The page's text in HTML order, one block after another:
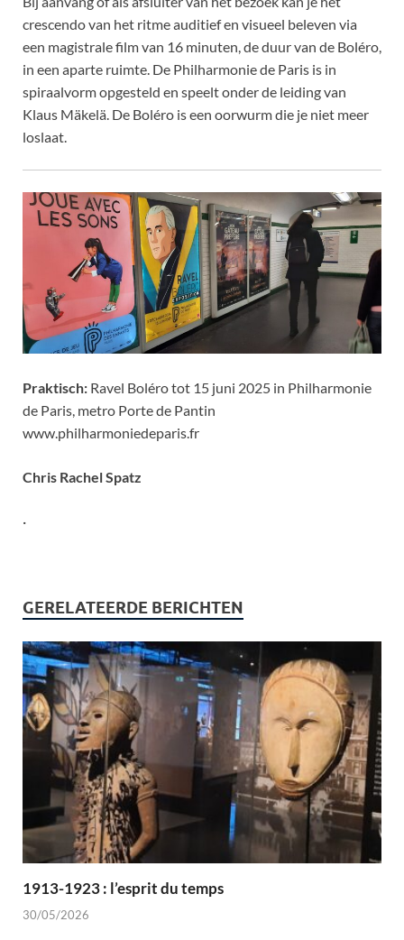
crescendo van het ritme auditief en visueel beleven via
een magistrale film van 16 minuten, de duur van de Boléro,
in een aparte ruimte. De Philharmonie de Paris is in
spiraalvorm opgesteld en speelt onder de leiding van
Klaus Mäkelä. De Boléro is een oorwurm die je niet meer
loslaat.
Praktisch: Ravel Boléro tot 15 juni 2025 in Philharmonie
de Paris, metro Porte de Pantin
www.philharmoniedeparis.fr
Chris Rachel Spatz
·
GERELATEERDE BERICHTEN
1913-1923 : l’esprit du temps
30/05/2026